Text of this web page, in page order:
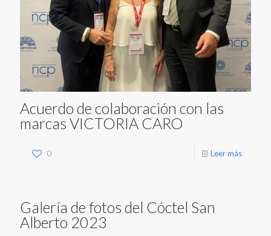
Acuerdo de colaboración con las
marcas VICTORIA CARO
0 Leer más
Galería de fotos del Cóctel San
Alberto 2023